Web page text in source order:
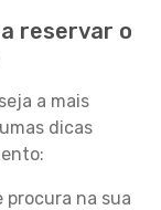
reservar o
a mais
dicas
procura na sua